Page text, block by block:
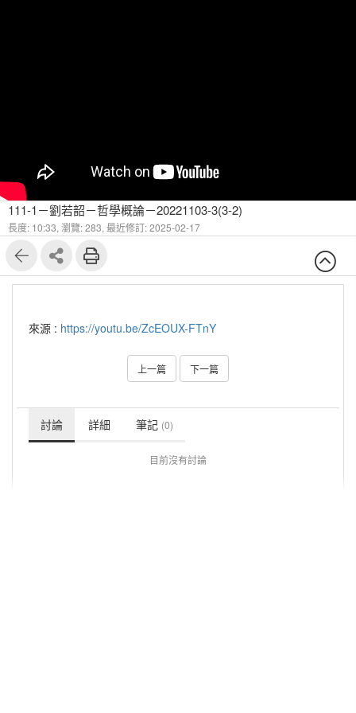
111-1－劉若韶－哲學概論－20221103-3(3-2)
長度: 10:33, 瀏覽: 283, 最近修訂: 2025-02-17
來源 : https://youtu.be/ZcEOUX-FTnY
上一篇 下一篇
討論 詳細 筆記 (0)
目前沒有討論